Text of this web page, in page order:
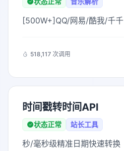
[500W+]QQ/网易/酷我/千千
518,117 次调用
时间戳转时间API
状态正常 站长工具
秒/毫秒级精准日期快速转换